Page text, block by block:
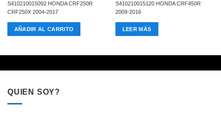
S410210015092 HONDA CRF250R
CRF250X 2004-2017
AÑADIR AL CARRITO
S410210015120 HONDA CRF450R
2009-2016
LEER MÁS
QUIEN SOY?